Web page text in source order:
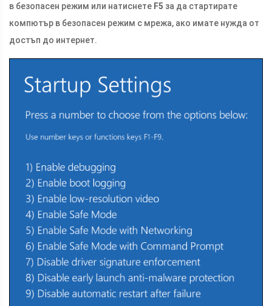
в безопасен режим или натиснете F5 за да стартирате
компютър в безопасен режим с мрежа, ако имате нужда от
достъп до интернет.